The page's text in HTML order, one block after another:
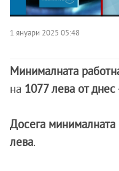
1 януари 2025 05:48
Минималната
на 1077 лева от
Досега минималната
лева.